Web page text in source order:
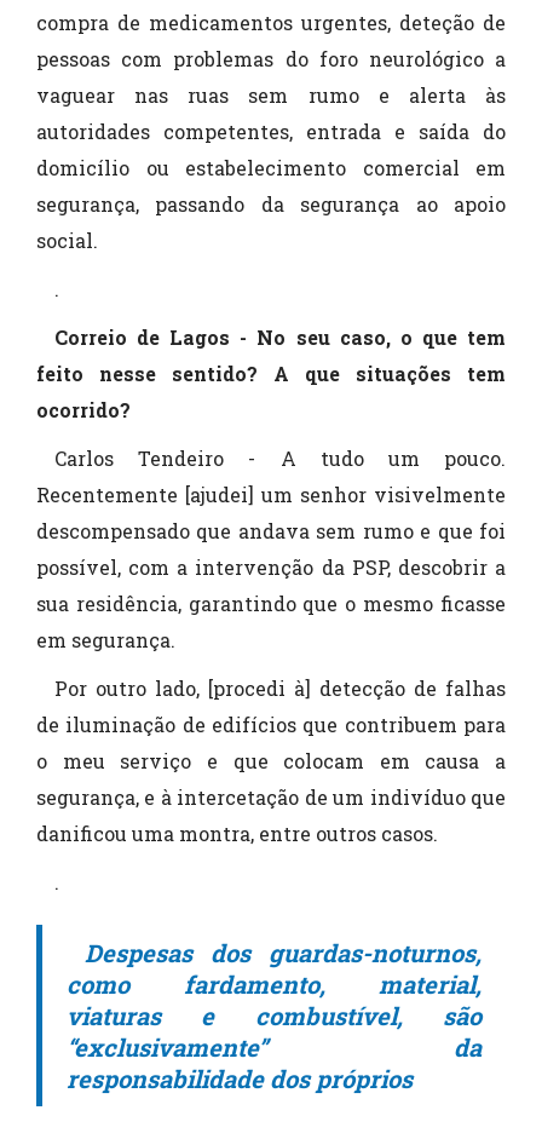
compra de medicamentos urgentes, deteção de
pessoas com problemas do foro neurológico a
vaguear nas ruas sem rumo e alerta às
autoridades competentes, entrada e saída do
domicílio ou estabelecimento comercial em
segurança, passando da segurança ao apoio
social.
.
Correio de Lagos - No seu caso, o que tem
feito nesse sentido? A que situações tem
ocorrido?
Carlos Tendeiro - A tudo um pouco.
Recentemente [ajudei] um senhor visivelmente
descompensado que andava sem rumo e que foi
possível, com a intervenção da PSP, descobrir a
sua residência, garantindo que o mesmo ficasse
em segurança.
Por outro lado, [procedi à] detecção de falhas
de iluminação de edifícios que contribuem para
o meu serviço e que colocam em causa a
segurança, e à intercetação de um indivíduo que
danificou uma montra, entre outros casos.
.
Despesas dos guardas-noturnos,
como fardamento, material,
viaturas e combustível, são
“exclusivamente” da
responsabilidade dos próprios